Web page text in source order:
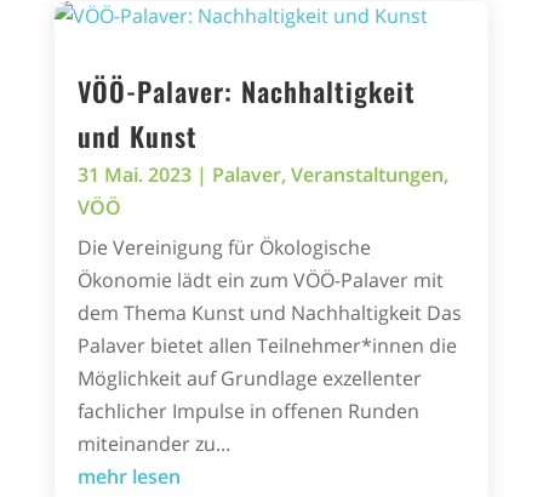
VÖÖ-Palaver: Nachhaltigkeit
und Kunst
31 Mai. 2023| Palaver, Veranstaltungen,
VÖÖ
Die Vereinigung für Ökologische
Ökonomie lädt ein zum VÖÖ-Palaver mit
dem Thema Kunst und Nachhaltigkeit Das
Palaver bietet allen Teilnehmer*innen die
Möglichkeit auf Grundlage exzellenter
fachlicher Impulse in offenen Runden
miteinander zu...
mehr lesen